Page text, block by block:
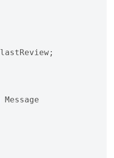
lastReview;
Message